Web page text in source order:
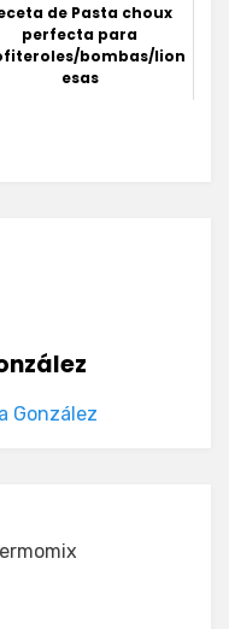
de Pasta choux
perfecta para
bombas/lion
esas
González